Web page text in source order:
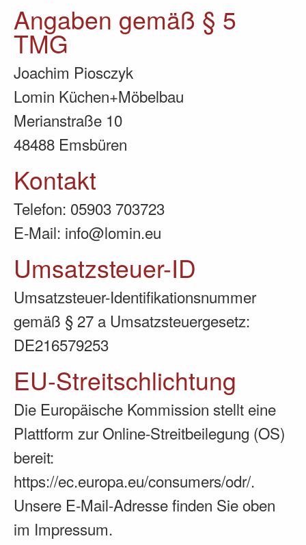
Angaben gemäß § 5
TMG
Joachim Piosczyk
Lomin Küchen+Möbelbau
Merianstraße 10
48488 Emsbüren
Kontakt
Telefon: 05903 703723
E-Mail: info@lomin.eu
Umsatzsteuer-ID
Umsatzsteuer-Identifikationsnummer
gemäß § 27 a Umsatzsteuergesetz:
DE216579253
EU-Streitschlichtung
Die Europäische Kommission stellt eine
Plattform zur Online-Streitbeilegung (OS)
bereit:
https://ec.europa.eu/consumers/odr/.
Unsere E-Mail-Adresse finden Sie oben
im Impressum.